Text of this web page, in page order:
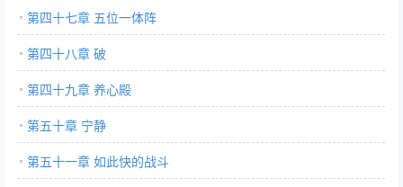
第四十七章 五位一体阵
第四十八章 破
第四十九章 养心殿
第五十章 宁静
第五十一章 如此快的战斗